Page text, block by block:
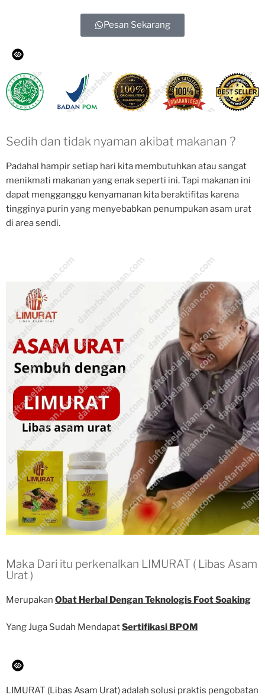
Pesan Sekarang
Sedih dan tidak nyaman akibat makanan ?
Padahal hampir setiap hari kita membutuhkan atau sangat
menikmati makanan yang enak seperti ini. Tapi makanan ini
dapat mengganggu kenyamanan kita beraktifitas karena
tingginya purin yang menyebabkan penumpukan asam urat
di area sendi.
Maka Dari itu perkenalkan LIMURAT ( Libas Asam
Urat )
Merupakan Obat Herbal Dengan Teknologis Foot Soaking
Yang Juga Sudah MendapatSertifikasi BPOM
LIMURAT (Libas Asam Urat) adalah solusi praktis pengobatan